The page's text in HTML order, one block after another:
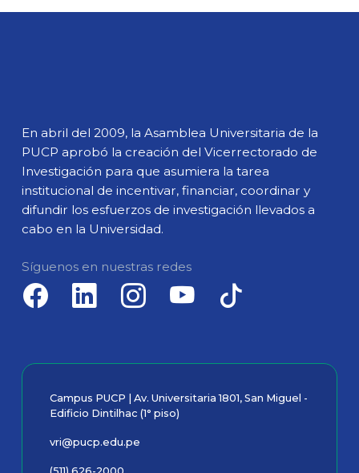
En abril del 2009, la Asamblea Universitaria de la
PUCP aprobó la creación del Vicerrectorado de
Investigación para que asumiera la tarea
institucional de incentivar, financiar, coordinar y
difundir los esfuerzos de investigación llevados a
cabo en la Universidad.
Síguenos en nuestras redes
Campus PUCP | Av. Universitaria 1801, San Miguel -
Edificio Dintilhac (1° piso)
vri@pucp.edu.pe